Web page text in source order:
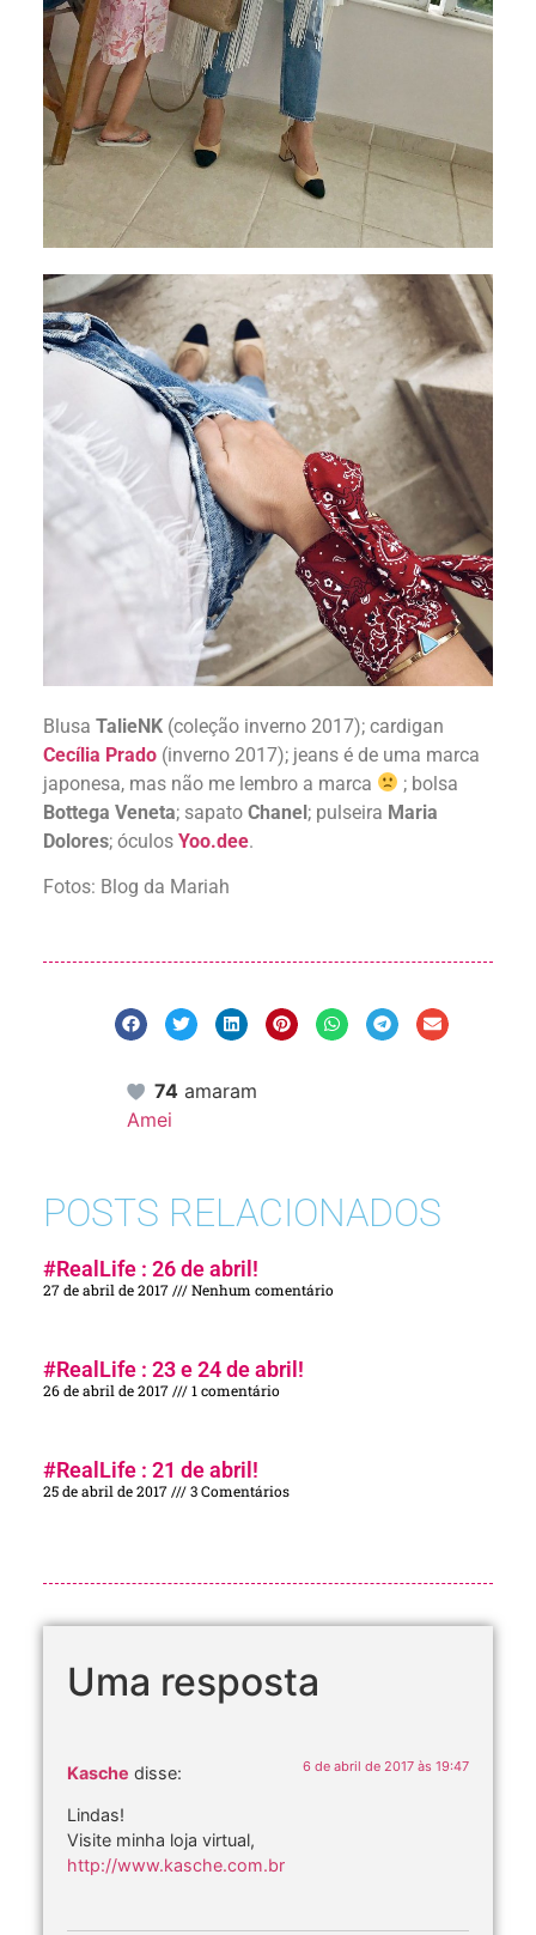
Blusa TalieNK (coleção inverno 2017); cardigan
Cecília Prado (inverno 2017); jeans é de uma marca
japonesa, mas não me lembro a marca
; bolsa
Bottega Veneta; sapato Chanel; pulseira Maria
Dolores; óculos Yoo.dee.
Fotos: Blog da Mariah
74 amaram
Amei
POSTS RELACIONADOS
#RealLife : 26 de abril!
27 de abril de 2017 Nenhum comentário
#RealLife : 23 e 24 de abril!
26 de abril de 2017 1 comentário
#RealLife : 21 de abril!
25 de abril de 2017 3 Comentários
Uma resposta
Kasche disse: 6 de abril de 2017 às 19:47
Lindas!
Visite minha loja virtual,
http://www.kasche.com.br